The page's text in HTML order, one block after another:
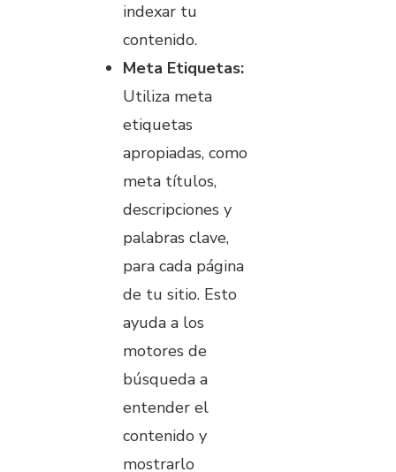
indexar tu
contenido.
Meta Etiquetas:
Utiliza meta
etiquetas
apropiadas, como
meta títulos,
descripciones y
palabras clave,
para cada página
de tu sitio. Esto
ayuda a los
motores de
búsqueda a
entender el
contenido y
mostrarlo